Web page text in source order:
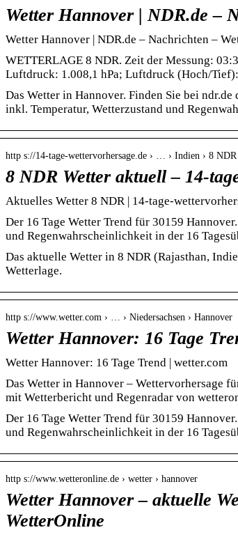
Wetter Hannover | NDR.de –
Wetter Hannover | NDR.de – Nachrichten –
WETTERLAGE 8 NDR. Zeit der Messung:
Luftdruck: 1.008,1 hPa; Luftdruck (Hoch/
Das Wetter in Hannover. Finden Sie bei
inkl. Temperatur, Wetterzustand und
http s://14-tage-wettervorhersage.de › … › Indien › 8 NDR
8 NDR Wetter aktuell – 14-
Aktuelles Wetter 8 NDR | 14-tage-
Der 16 Tage Wetter Trend für 30159
und Regenwahrscheinlichkeit in der 16
Das aktuelle Wetter in 8 NDR (Rajasthan,
Wetterlage.
http s://www.wetter.com › … › Niedersachsen › Hannover
Wetter Hannover: 16 Tage
Wetter Hannover: 16 Tage Trend | wetter.com
Das Wetter in Hannover – Wettervorhersage
mit Wetterbericht und Regenradar von
Der 16 Tage Wetter Trend für 30159
und Regenwahrscheinlichkeit in der 16
http s://www.wetteronline.de › wetter › hannover
Wetter Hannover – aktuelle
WetterOnline